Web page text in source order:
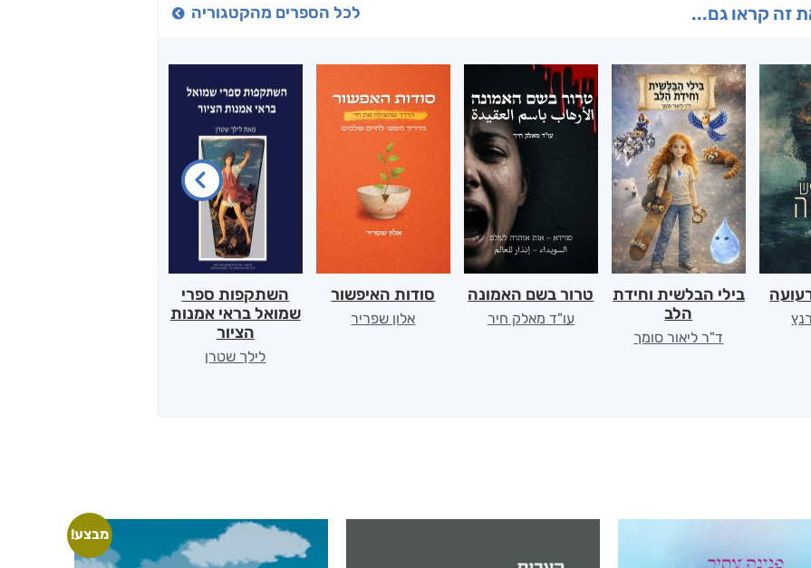
זה קראו גם... לכל הספרים מהקטגוריה
בילי הבלשית וחידת
הלב
ד"ר ליאור סומך
טרור בשם האמונה
עו"ד מאלק חיר
סודות האיפשור
אלון שפריר
השתקפות ספרי
שמואל בראי אמנות
הציור
לילך שטרן
מבצע!